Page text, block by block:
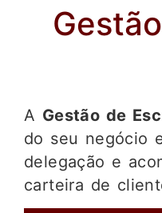
A Gestão de
do seu negócio
delegação e
carteira de